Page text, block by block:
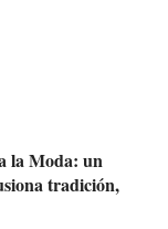
la Moda: un
tradición,